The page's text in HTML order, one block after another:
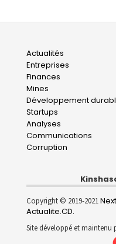
Main
navigation
Actualités
Entreprises
Finances
Mines
Développement
Startups
Analyses
Communications
Corruption
Copyright © 2019-2021
Actualite.CD.
Site développé et maintenu